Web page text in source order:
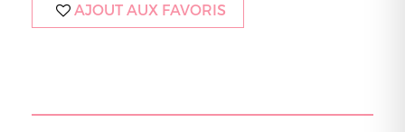
AJOUT AUX FAVORIS